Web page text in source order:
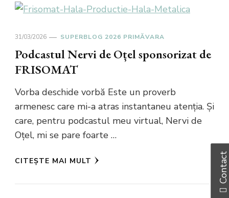
31/03/2026 SUPERBLOG 2026 PRIMĂVARA
Podcastul Nervi de Oțel sponsorizat de
FRISOMAT
Vorba deschide vorbă Este un proverb
armenesc care mi-a atras instantaneu atenția. Și
care, pentru podcastul meu virtual, Nervi de
Oțel, mi se pare foarte …
CITEȘTE MAI MULT Contact